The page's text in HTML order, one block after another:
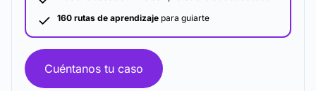
160 rutas de aprendizaje para guiarte
Cuéntanos tu caso